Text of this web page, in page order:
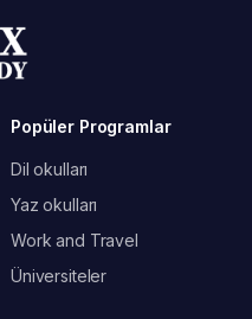
Popüler Programlar
Dil okulları
Yaz okulları
Work and Travel
Üniversiteler